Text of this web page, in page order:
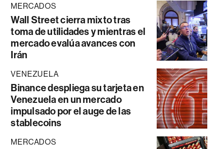
MERCADOS
Wall Street cierra mixto tras
toma de utilidades y mientras el
mercado evalúa avances con
Irán
VENEZUELA
Binance despliega su tarjeta en
Venezuela en un mercado
impulsado por el auge de las
stablecoins
MERCADOS